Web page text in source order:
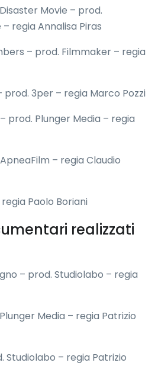
Movie – prod.
regia Annalisa Piras
– prod. Filmmaker – regia
3per – regia Marco Pozzi
prod. Plunger Media – regia
– regia Claudio
Paolo Boriani
realizzati
– prod. Studiolabo – regia
Media – regia Patrizio
Studiolabo – regia Patrizio